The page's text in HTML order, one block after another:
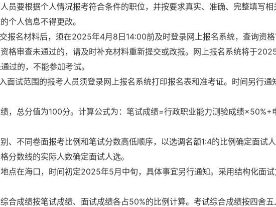
员要根据个人情况报考符合条件的职位，并按要求真实、准确、完整填写相
个人信息不得更改。
报名材料后，须在2025年4月8日14:00前及时登录网上报名系统，查询资
格审查未通过的，请及时补充材料重新提交或改报。网上报名系统将于
过的，不能参加考试。
面试范围的报考人员须登录网上报名系统打印报名表和准考证。时间另行通
，总分值为100分。计算公式为：笔试成绩=行政职业能力测验成绩×50%+
、不同卷面报考比例和笔试分数高低顺序，以选调名额1:4的比例确定面试
分数线的实际人数确定面试人选。
点在海口，时间初定2025年5月中旬，具体事宜另行通知。采用结构化面
合成绩按笔试成绩、面试成绩各占50%的比例计算。考试综合成绩按四舍五